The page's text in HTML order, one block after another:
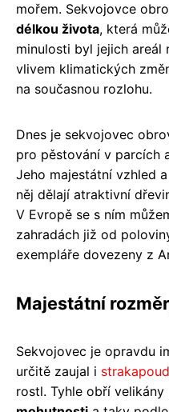
mořem. Sekvojovce
délkou života, která
minulosti byl jejich areál
vlivem klimatických
na současnou rozlohu.
Dnes je sekvojovec
pro pěstování v parcích
Jeho majestátní vzhled
něj dělají atraktivní
V Evropě se s ním
zahradách již od
exempláře dovezeny z
Majestátní
Sekvojovec je opravdu
určitě zaujal i
rostl. Tyhle obří